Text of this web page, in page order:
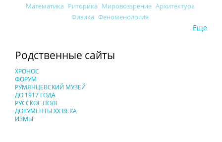
Математика Риторика Мировоззрение Архитектура
Физика Феноменология
Еще
Родственные сайты
ХРОНОС
ФОРУМ
РУМЯНЦЕВСКИЙ МУЗЕЙ
ДО 1917 ГОДА
РУССКОЕ ПОЛЕ
ДОКУМЕНТЫ XX ВЕКА
ИЗМЫ